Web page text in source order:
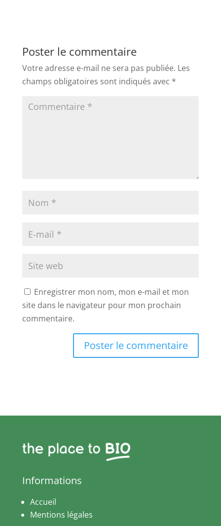
Poster le commentaire
Votre adresse e-mail ne sera pas publiée. Les
champs obligatoires sont indiqués avec *
Enregistrer mon nom, mon e-mail et mon
site dans le navigateur pour mon prochain
commentaire.
Informations
Accueil
Mentions légales